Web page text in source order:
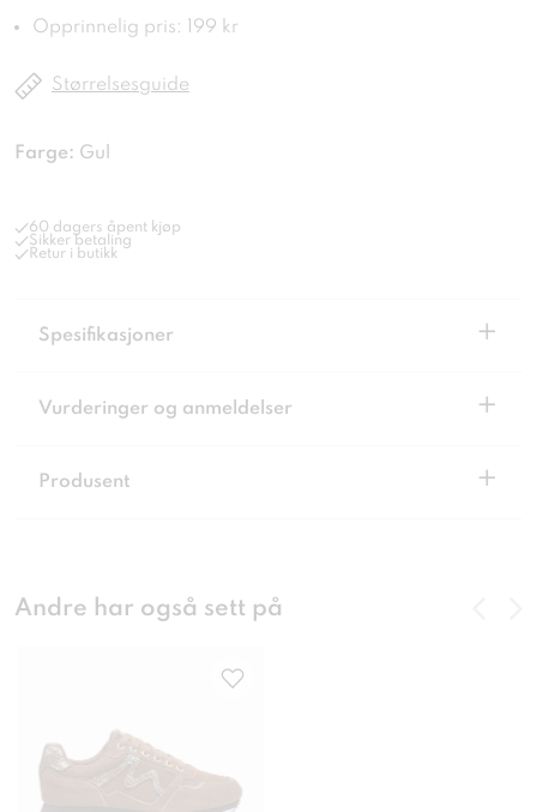
Opprinnelig pris: 199 kr
Størrelsesguide
Farge: Gul
60 dagers åpent kjøp
Sikker betaling
Retur i butikk
Spesifikasjoner +
Vurderinger og anmeldelser +
Produsent +
Andre har også sett på